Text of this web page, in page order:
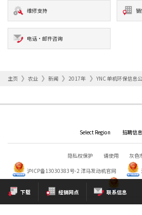
下载 经销网点 联系信息
维修支持
电话·邮件咨询
主页 农业 新闻 2017年 YNC 单机环保信息
Select Region 招聘信息
隐私权保护 请使用
灰色
沪ICP备13030383号-2 洋马发动机官网